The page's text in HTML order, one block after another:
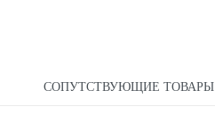
СОПУТСТВУЮЩИЕ ТОВАРЫ